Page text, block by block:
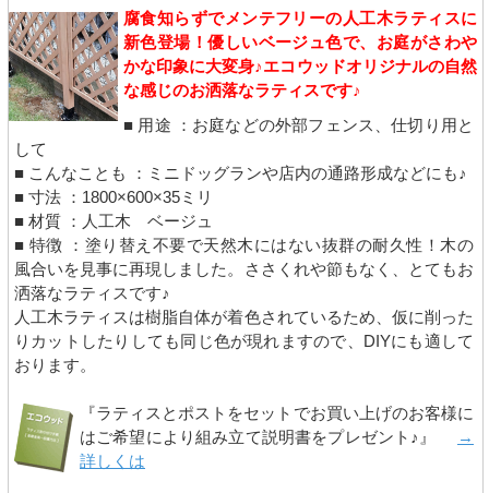
腐食知らずでメンテフリーの人工木ラティスに
新色登場！優しいベージュ色で、お庭がさわや
かな印象に大変身♪エコウッドオリジナルの自然
な感じのお洒落なラティスです♪
■ 用途 ：お庭などの外部フェンス、仕切り用と
して
■ こんなことも ：ミニドッグランや店内の通路形成などにも♪
■ 寸法 ：1800×600×35ミリ
■ 材質 ：人工木 ベージュ
■ 特徴 ：塗り替え不要で天然木にはない抜群の耐久性！木の
風合いを見事に再現しました。ささくれや節もなく、とてもお
洒落なラティスです♪
人工木ラティスは樹脂自体が着色されているため、仮に削った
りカットしたりしても同じ色が現れますので、DIYにも適して
おります。
『ラティスとポストをセットでお買い上げのお客様に
はご希望により組み立て説明書をプレゼント♪』
→
詳しくは